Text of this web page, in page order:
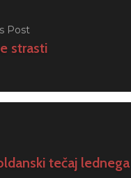
Post
strasti
tečaj